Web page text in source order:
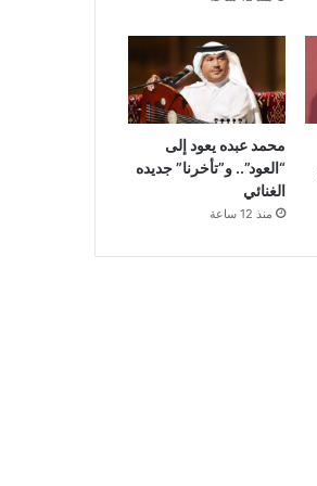
محمد عبده يعود إلى
“العود”.. و”تأخرنا” جديده
الغنائي
منذ 12 ساعة